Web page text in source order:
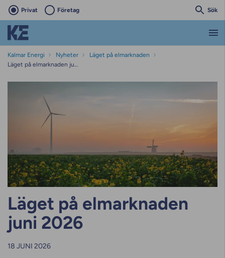
Privat Företag Sök
Kalmar Energi Nyheter
Läget på elmarknaden
Läget på elmarknaden juni 2026
Läget på elmarknaden
juni 2026
18 JUNI 2026